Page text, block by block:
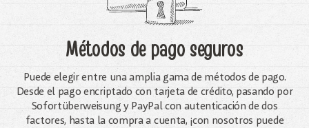
Métodos de pago seguros
Puede elegir entre una amplia gama de métodos de pago.
Desde el pago encriptado con tarjeta de crédito, pasando por
Sofortüberweisung y PayPal con autenticación de dos
factores, hasta la compra a cuenta, ¡con nosotros puede